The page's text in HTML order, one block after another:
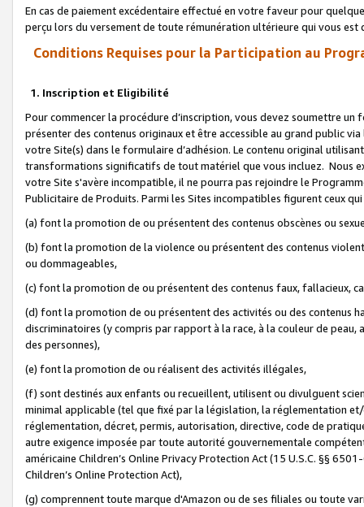
En cas de paiement excédentaire effectué en votre faveur pour
perçu lors du versement de toute rémunération ultérieure qui vous est
Conditions Requises pour la Participation au
1. Inscription et Eligibilité
Pour commencer la procédure d’inscription, vous devez soumettre
présenter des contenus originaux et être accessible au grand public
votre Site(s) dans le formulaire d’adhésion. Le contenu original
transformations significatifs de tout matériel que vous incluez. Nous
votre Site s'avère incompatible, il ne pourra pas rejoindre le
Publicitaire de Produits. Parmi les Sites incompatibles figurent ceux
(a) font la promotion de ou présentent des contenus obscènes ou
(b) font la promotion de la violence ou présentent des contenus
ou dommageables,
(c) font la promotion de ou présentent des contenus faux, fallacieux,
(d) font la promotion de ou présentent des activités ou des contenus
discriminatoires (y compris par rapport à la race, à la couleur de
des personnes),
(e) font la promotion de ou réalisent des activités illégales,
(f) sont destinés aux enfants ou recueillent, utilisent ou divulguent
minimal applicable (tel que fixé par la législation, la réglementation
réglementation, décret, permis, autorisation, directive, code de
autre exigence imposée par toute autorité gouvernementale
américaine Children’s Online Privacy Protection Act (15 U.S.C. §§
Children’s Online Protection Act),
(g) comprennent toute marque d'Amazon ou de ses filiales ou toute